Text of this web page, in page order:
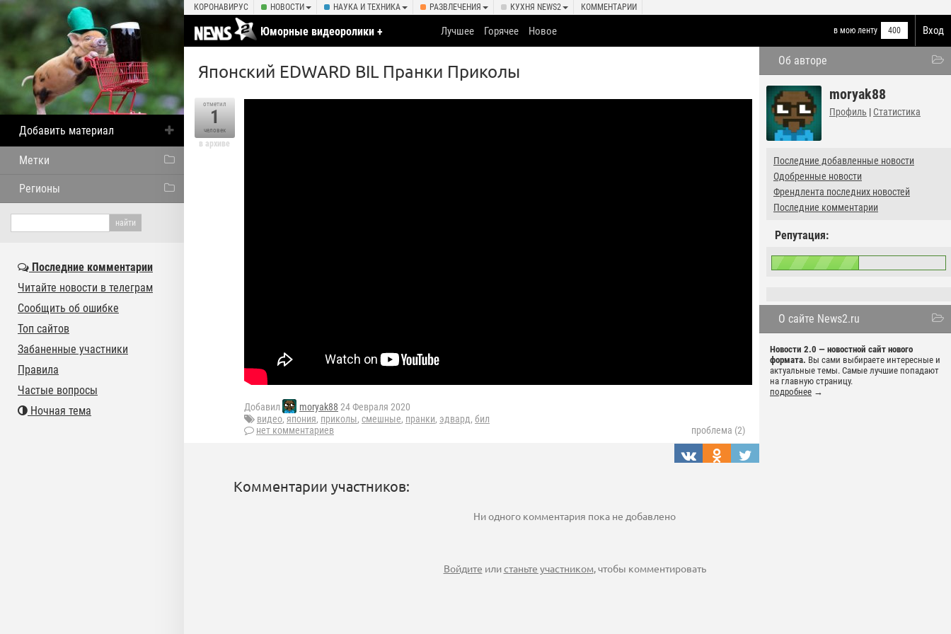
КОРОНАВИРУС НОВОСТИ НАУКА И ТЕХНИКА РАЗВЛЕЧЕНИЯ КУХНЯ NEWS2 КОММЕНТАРИИ
Вход
Юморные видеоролики +
умелые ручки
в мою ленту 400
Лучшее Горячее Новое
Об авторе
moryak88
Профиль | Статистика
Последние добавленные новости
Одобренные новости
Френдлента последних новостей
Последние комментарии
Репутация:
О сайте News2.ru
Новости 2.0 — новостной сайт нового
формата. Вы сами выбираете интересные и
актуальные темы. Самые лучшие попадают
на главную страницу.
подробнее →
Японский EDWARD BIL Пранки Приколы
отметил
1
человек
в архиве
Добавил moryak88 24 Февраля 2020
видео, япония, приколы, смешные, пранки, эдвард, бил
нет комментариев
проблема (2)
Комментарии участников:
Ни одного комментария пока не добавлено
Войдите илистаньте участником, чтобы комментировать
Добавить материал
Метки
Регионы
Последние комментарии
Читайте новости в телеграм
Сообщить об ошибке
Топ сайтов
Забаненные участники
Правила
Частые вопросы
Ночная тема